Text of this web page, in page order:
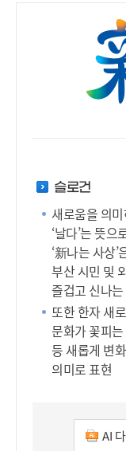
슬로건
새로움을 의
‘날다’는 뜻으
‘新나는 사상
부산 시민 및
즐겁고 신나
또한 한자 새
문화가 꽃피
등 새롭게 변
의미로 표현
AI